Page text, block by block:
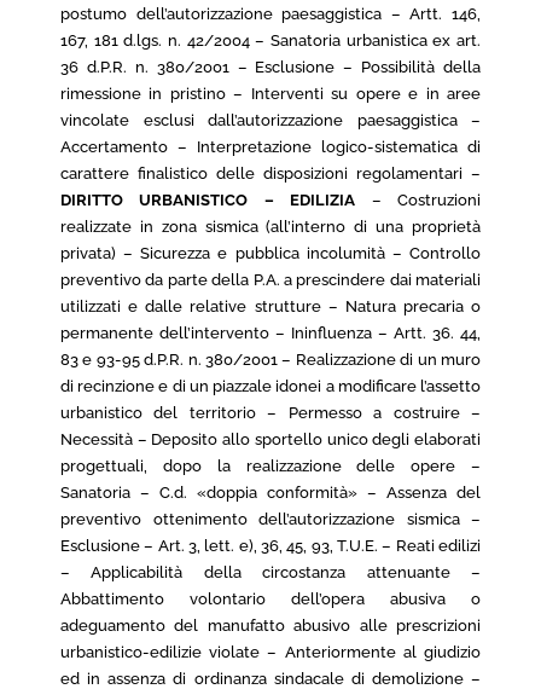
postumo dell’autorizzazione paesaggistica – Artt. 146,
167, 181 d.lgs. n. 42/2004 – Sanatoria urbanistica ex art.
36 d.P.R. n. 380/2001 – Esclusione – Possibilità della
rimessione in pristino – Interventi su opere e in aree
vincolate esclusi dall’autorizzazione paesaggistica –
Accertamento – Interpretazione logico-sistematica di
carattere finalistico delle disposizioni regolamentari –
DIRITTO URBANISTICO – EDILIZIA – Costruzioni
realizzate in zona sismica (all’interno di una proprietà
privata) – Sicurezza e pubblica incolumità – Controllo
preventivo da parte della P.A. a prescindere dai materiali
utilizzati e dalle relative strutture – Natura precaria o
permanente dell’intervento – Ininfluenza – Artt. 36. 44,
83 e 93-95 d.P.R. n. 380/2001 – Realizzazione di un muro
di recinzione e di un piazzale idonei a modificare l’assetto
urbanistico del territorio – Permesso a costruire –
Necessità – Deposito allo sportello unico degli elaborati
progettuali, dopo la realizzazione delle opere –
Sanatoria – C.d. «doppia conformità» – Assenza del
preventivo ottenimento dell’autorizzazione sismica –
Esclusione – Art. 3, lett. e), 36, 45, 93, T.U.E. – Reati edilizi
– Applicabilità della circostanza attenuante –
Abbattimento volontario dell’opera abusiva o
adeguamento del manufatto abusivo alle prescrizioni
urbanistico-edilizie violate – Anteriormente al giudizio
ed in assenza di ordinanza sindacale di demolizione –